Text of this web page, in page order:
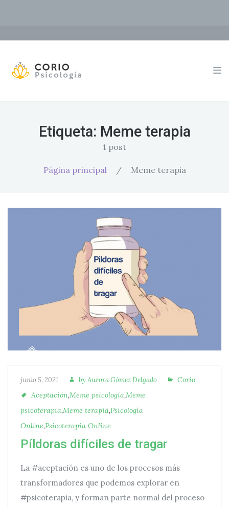
Etiqueta: Meme terapia
1 post
Página principal / Meme terapia
Publicado
junio 5, 2021 Autora
by Aurora Gómez Delgado Categorías
Corio
Etiquetas
Aceptación,Meme psicología,Meme
psicoterapia,Meme terapia,Psicología
Online,Psicoterapia Online
Píldoras difíciles de tragar
La #aceptación es uno de los procesos más
transformadores que podemos explorar en
#psicoterapia, y forman parte normal del proceso